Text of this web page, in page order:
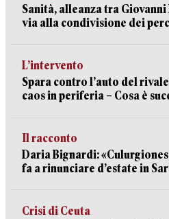
Sanità, alleanza tra
via alla condivisione dei
L’intervento
Spara contro l’auto del
caos in periferia – Cosa è
Il racconto
Daria Bignardi:
fa a rinunciare d’estate in
Crisi di Ceuta